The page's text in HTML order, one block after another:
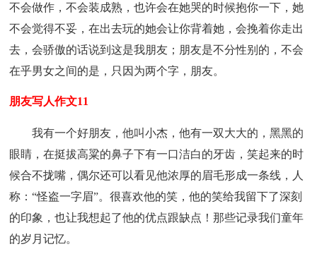
不会做作，不会装成熟，也许会在她哭的时候抱你一下，她
不会觉得不妥，在出去玩的她会让你背着她，会挽着你走出
去，会骄傲的话说到这是我朋友；朋友是不分性别的，不会
在乎男女之间的是，只因为两个字，朋友。
朋友写人作文11
我有一个好朋友，他叫小杰，他有一双大大的，黑黑的
眼睛，在挺拔高粱的鼻子下有一口洁白的牙齿，笑起来的时
候合不拢嘴，偶尔还可以看见他浓厚的眉毛形成一条线，人
称：“怪盗一字眉”。很喜欢他的笑，他的笑给我留下了深刻
的印象，也让我想起了他的优点跟缺点！那些记录我们童年
的岁月记忆。